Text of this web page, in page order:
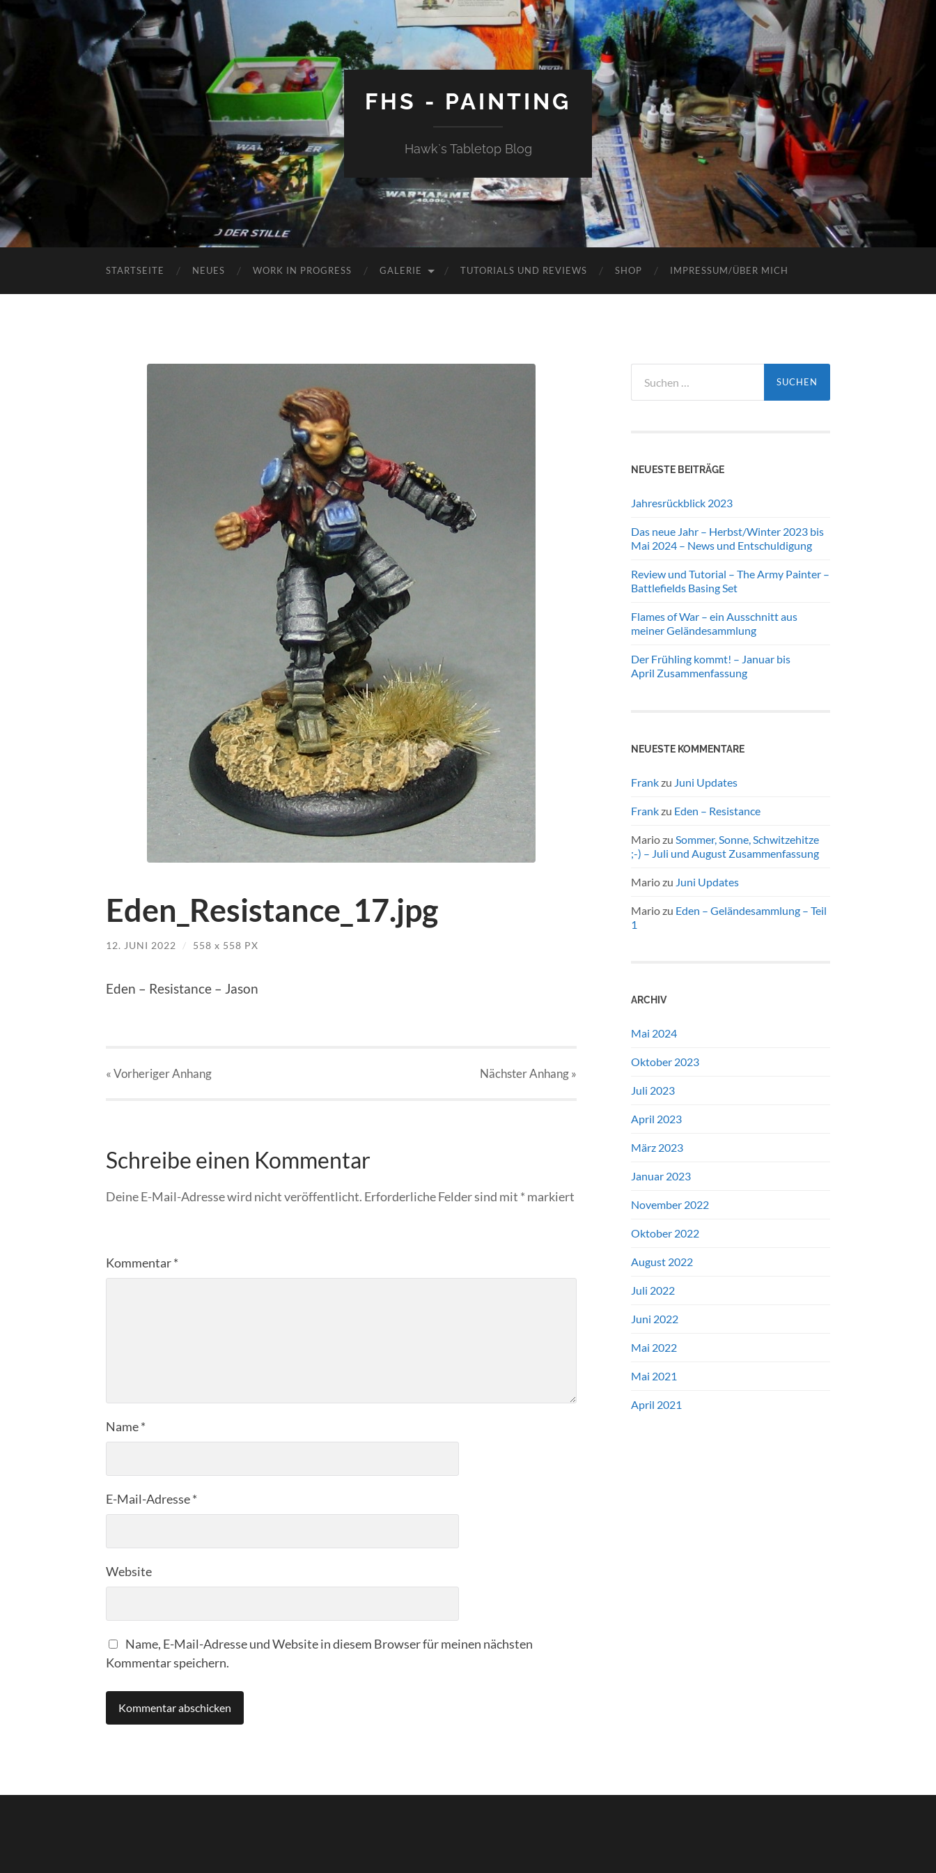
FHS - PAINTING
Hawk`s Tabletop Blog
STARTSEITE NEUES WORK IN PROGRESS GALERIE TUTORIALS UND REVIEWS SHOP IMPRESSUM/ÜBER MICH
Eden_Resistance_17.jpg
12. JUNI 2022 / 558 x 558 PX
Eden – Resistance – Jason
« VorherigerAnhang NächsterAnhang»
Schreibe einen Kommentar
Deine E-Mail-Adresse wird nicht veröffentlicht. Erforderliche Felder sind mit * markiert
Kommentar*
Name*
E-Mail-Adresse*
Website
Name, E-Mail-Adresse und Website in diesem Browser für meinen nächsten
Kommentar speichern.
nach:
NEUESTE BEITRÄGE
Jahresrückblick 2023
Das neue Jahr – Herbst/Winter 2023 bis
Mai 2024 – News und Entschuldigung
Review und Tutorial – The Army Painter –
Battlefields Basing Set
Flames of War – ein Ausschnitt aus
meiner Geländesammlung
Der Frühling kommt! – Januar bis
April Zusammenfassung
NEUESTE KOMMENTARE
Frankzu Juni Updates
Frankzu Eden – Resistance
Mariozu Sommer, Sonne, Schwitzehitze
;-) – Juli und August Zusammenfassung
Mariozu Juni Updates
Mariozu Eden – Geländesammlung – Teil
1
ARCHIV
Mai 2024
Oktober 2023
Juli 2023
April 2023
März 2023
Januar 2023
November 2022
Oktober 2022
August 2022
Juli 2022
Juni 2022
Mai 2022
Mai 2021
April 2021